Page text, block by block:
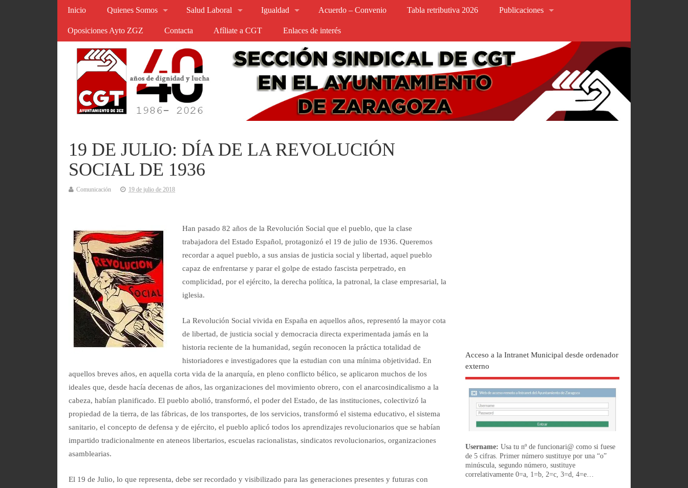
Inicio Quienes Somos Salud Laboral Igualdad Acuerdo – Convenio Tabla retributiva 2026 Publicaciones
Oposiciones Ayto ZGZ Contacta Afíliate a CGT Enlaces de interés
19 DE JULIO: DÍA DE LA REVOLUCIÓN
SOCIAL DE 1936
Comunicación 19 de julio de 2018
Han pasado 82 años de la Revolución Social que el pueblo, que la clase
trabajadora del Estado Español, protagonizó el 19 de julio de 1936. Queremos
recordar a aquel pueblo, a sus ansias de justicia social y libertad, aquel pueblo
capaz de enfrentarse y parar el golpe de estado fascista perpetrado, en
complicidad, por el ejército, la derecha política, la patronal, la clase empresarial, la
iglesia.
La Revolución Social vivida en España en aquellos años, representó la mayor cota
de libertad, de justicia social y democracia directa experimentada jamás en la
historia reciente de la humanidad, según reconocen la práctica totalidad de
historiadores e investigadores que la estudian con una mínima objetividad. En
aquellos breves años, en aquella corta vida de la anarquía, en pleno conflicto bélico, se aplicaron muchos de los
ideales que, desde hacía decenas de años, las organizaciones del movimiento obrero, con el anarcosindicalismo a la
cabeza, habían planificado. El pueblo abolió, transformó, el poder del Estado, de las instituciones, colectivizó la
propiedad de la tierra, de las fábricas, de los transportes, de los servicios, transformó el sistema educativo, el sistema
sanitario, el concepto de defensa y de ejército, el pueblo aplicó todos los aprendizajes revolucionarios que se habían
impartido tradicionalmente en ateneos libertarios, escuelas racionalistas, sindicatos revolucionarios, organizaciones
asamblearias.
El 19 de Julio, lo que representa, debe ser recordado y visibilizado para las generaciones presentes y futuras con
Acceso a la Intranet Municipal desde ordenador
externo
Username: Usa tu nº de funcionari@ como si fuese
de 5 cifras. Primer número sustituye por una “o”
minúscula, segundo número, sustituye
correlativamente 0=a, 1=b, 2=c, 3=d, 4=e…